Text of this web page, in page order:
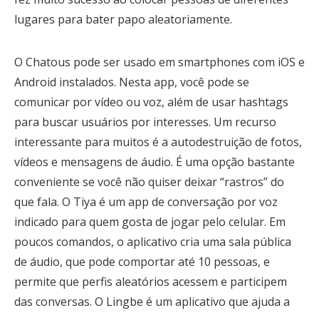
lugares para bater papo aleatoriamente.
O Chatous pode ser usado em smartphones com iOS e
Android instalados. Nesta app, você pode se
comunicar por vídeo ou voz, além de usar hashtags
para buscar usuários por interesses. Um recurso
interessante para muitos é a autodestruição de fotos,
vídeos e mensagens de áudio. É uma opção bastante
conveniente se você não quiser deixar “rastros” do
que fala. O Tiya é um app de conversação por voz
indicado para quem gosta de jogar pelo celular. Em
poucos comandos, o aplicativo cria uma sala pública
de áudio, que pode comportar até 10 pessoas, e
permite que perfis aleatórios acessem e participem
das conversas. O Lingbe é um aplicativo que ajuda a